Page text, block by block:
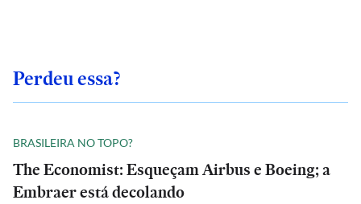
Perdeu essa?
BRASILEIRA NO TOPO?
The Economist: Esqueçam Airbus e Boeing; a
Embraer está decolando